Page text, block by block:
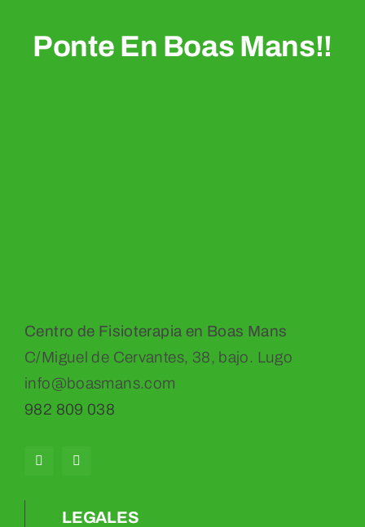
Ponte En Boas Mans!!
Centro de Fisioterapia en Boas Mans
C/Miguel de Cervantes, 38, bajo. Lugo
info@boasmans.com
982 809 038
LEGALES